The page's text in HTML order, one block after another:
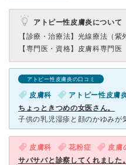
アトピー性皮膚炎について
【診療・治療法】 光線療法（紫
【専門医・資格】 皮膚科専門医
アトピー性皮膚炎の口コミ
皮膚科 アトピー性皮膚
ちょっときつめの女医さん。
皮膚科 花粉症 皮膚
サバサバと診察してくれました。